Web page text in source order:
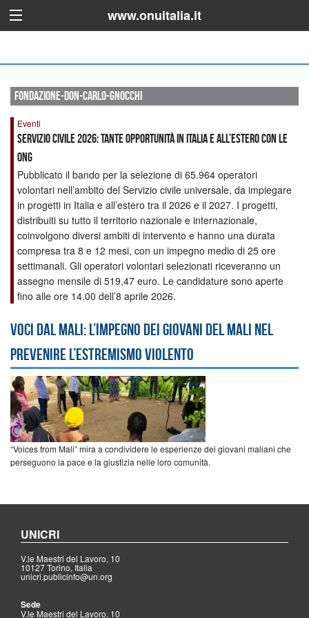
www.onuitalia.it
fondazione-don-carlo-gnocchi
Eventi
Servizio Civile 2026: Tante opportunità in Italia e all’estero con le
ONG
Pubblicato il bando per la selezione di 65.964 operatori
volontari nell’ambito del Servizio civile universale, da impiegare
in progetti in Italia e all’estero tra il 2026 e il 2027. I progetti,
distribuiti su tutto il territorio nazionale e internazionale,
coinvolgono diversi ambiti di intervento e hanno una durata
compresa tra 8 e 12 mesi, con un impegno medio di 25 ore
settimanali. Gli operatori volontari selezionati riceveranno un
assegno mensile di 519,47 euro. Le candidature sono aperte
fino alle ore 14.00 dell’8 aprile 2026.
Voci dal Mali: l’impegno dei giovani del Mali nel
prevenire l’estremismo violento
“Voices from Mali” mira a condividere le esperienze dei giovani maliani che
perseguono la pace e la giustizia nelle loro comunità.
UNICRI
V.le Maestri del Lavoro, 10
10127 Torino, Italia
unicri.publicinfo@un.org
Sede
V.le Maestri del Lavoro, 10